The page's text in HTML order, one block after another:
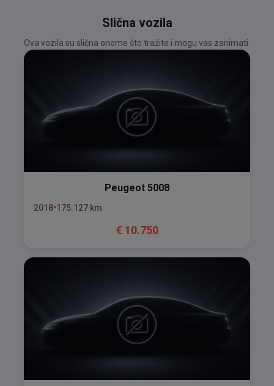
Slična vozila
Ova vozila su slična onome što tražite i mogu vas zanimati.
Peugeot 5008
2018 175.127 km
€ 10.750